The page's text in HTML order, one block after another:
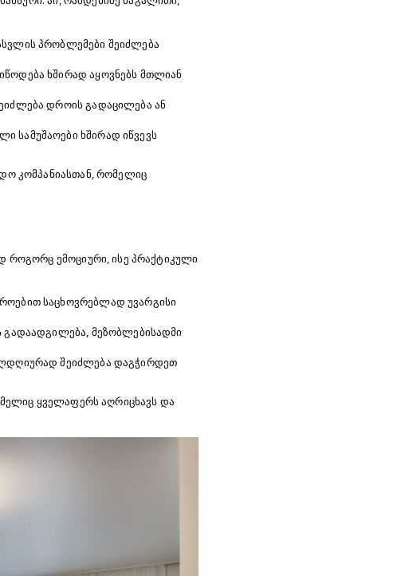
პრობლემები შეიძლება
ხშირად აყოვნებს მთლიან
დროის გადაცილება ან
სამუშაოები ხშირად იწვევს
კომპანიასთან, რომელიც
ემოციური, ისე პრაქტიკული
საცხოვრებლად უვარგისი
გადაადგილება, მეზობლებისადმი
შეიძლება დაგჭირდეთ
ყველაფერს აღრიცხავს და